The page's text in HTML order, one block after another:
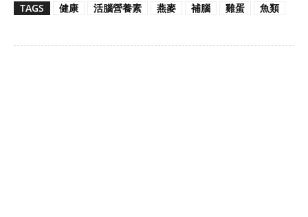
TAGS 健康 活腦營養素 燕麥 補腦 雞蛋 魚類